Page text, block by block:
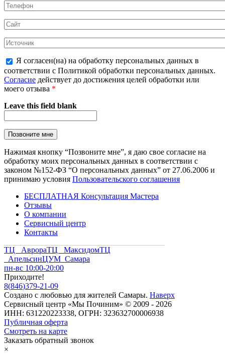
Я согласен(на) на обработку персональных данных в
соответствии с Политикой обработки персональных данных.
Согласие действует до достижения целей обработки или
моего отзыва *
Leave this field blank
Нажимая кнопку “Позвоните мне”, я даю свое согласие на
обработку моих персональных данных в соответствии с
законом №152-ФЗ “О персональных данных” от 27.06.2006 и
принимаю условия Пользовательского соглашения
БЕСПЛАТНАЯ Консультация Мастера
Отзывы
О компании
Сервисный центр
Контакты
ТЦ АврораТЦ МаксидомТЦ
АпельсинЦУМ Самара
пн-вс 10:00-20:00
Приходите!
8(846)379-21-09
Создано с любовью для жителей Самары. Наверх
Сервисный центр «Мы Починим» © 2009 - 2026
ИНН: 631220223338, ОГРН: 323632700006938
Публичная оферта
Смотреть на карте
Заказать обратный звонок
×